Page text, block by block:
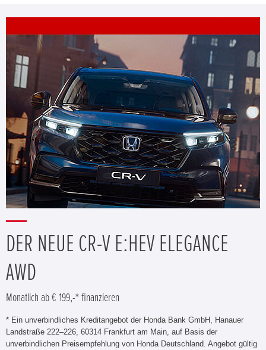
DER NEUE CR-V E:HEV ELEGANCE
AWD
Monatlich ab € 199,-* finanzieren
* Ein unverbindliches Kreditangebot der Honda Bank GmbH, Hanauer
Landstraße 222–226, 60314 Frankfurt am Main, auf Basis der
unverbindlichen Preisempfehlung von Honda Deutschland. Angebot gültig